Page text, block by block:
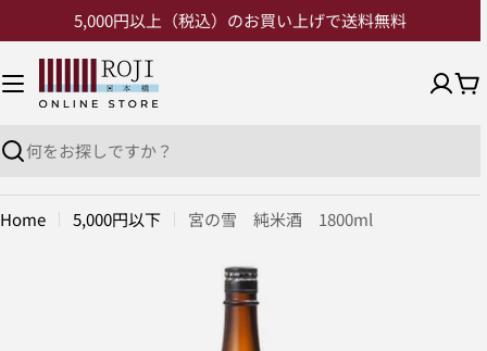
5,000円以上（税込）のお買い上げで送料無料
Home 5,000円以下 宮の雪 純米酒 1800ml